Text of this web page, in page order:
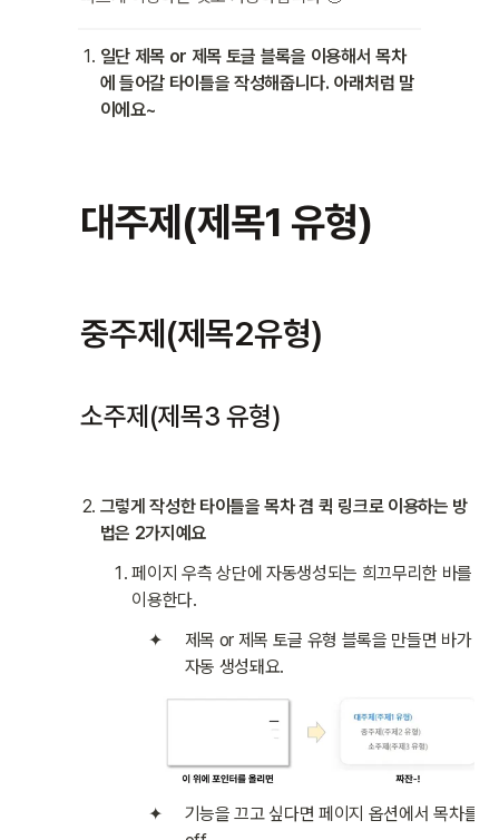
일단 제목 or 제목 토글 블록을 이용해서 목차
에 들어갈 타이틀을 작성해줍니다. 아래처럼 말
이에요~
대주제(제목1 유형)
중주제(제목2유형)
소주제(제목3 유형)
그렇게 작성한 타이틀을 목차 겸 퀵 링크로 이용하는 방
법은 2가지예요
페이지 우측 상단에 자동생성되는 희끄무리한 바를
이용한다.
제목 or 제목 토글 유형 블록을 만들면 바가
자동 생성돼요.
기능을 끄고 싶다면 페이지 옵션에서 목차를